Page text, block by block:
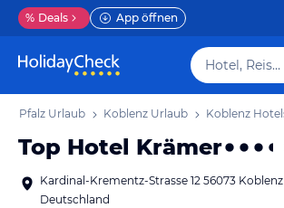
% Deals App öffnen
Hotel, Reiseziel
Pfalz Urlaub Koblenz Urlaub Koblenz
Top Hotel Krämer
Kardinal-Krementz-Strasse 12 56073
Deutschland